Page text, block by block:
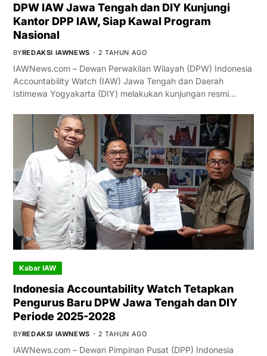
DPW IAW Jawa Tengah dan DIY Kunjungi
Kantor DPP IAW, Siap Kawal Program
Nasional
BYREDAKSI IAWNEWS 2 TAHUN AGO
IAWNews.com – Dewan Perwakilan Wilayah (DPW) Indonesia
Accountability Watch (IAW) Jawa Tengah dan Daerah
Istimewa Yogyakarta (DIY) melakukan kunjungan resmi…
Kabar IAW
Indonesia Accountability Watch Tetapkan
Pengurus Baru DPW Jawa Tengah dan DIY
Periode 2025-2028
BYREDAKSI IAWNEWS 2 TAHUN AGO
IAWNews.com – Dewan Pimpinan Pusat (DPP) Indonesia